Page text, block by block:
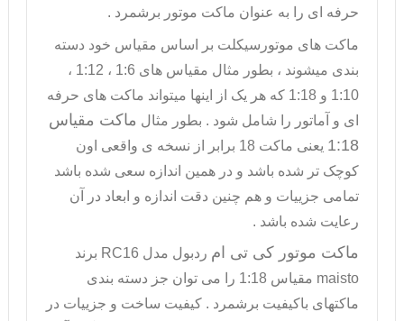
حرفه ای را به عنوان ماکت موتور برشمرد .
ماکت های موتورسیکلت بر اساس مقیاس خود دسته
بندی میشوند ، بطور مثال مقیاس های 1:6 ، 1:12 ،
1:10 و 1:18 که هر یک از اینها میتواند ماکت های حرفه
ای و آماتور را شامل شود . بطور مثال ماکت مقیاس
1:18
یعنی ماکت 18 برابر از نسخه ی واقعی اون
کوچک تر شده باشد و در همین اندازه سعی شده باشد
تمامی جزییات و هم چنین دقت اندازه و ابعاد در آن
رعایت شده باشد .
ماکت موتور کی تی ام ردبول مدل RC16 برند
maisto
مقیاس 1:18 را می توان جز دسته بندی
ماکتهای باکیفیت برشمرد . کیفیت ساخت و جزییات در